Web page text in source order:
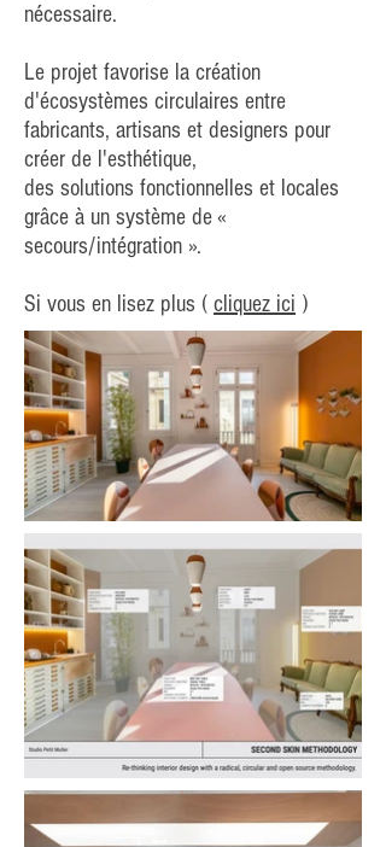
nécessaire.
Le projet favorise la création
d'écosystèmes circulaires entre
fabricants, artisans et designers pour
créer de l'esthétique,
des solutions fonctionnelles et locales
grâce à un système de «
secours/intégration ».
Si vous en lisez plus ( cliquez ici )